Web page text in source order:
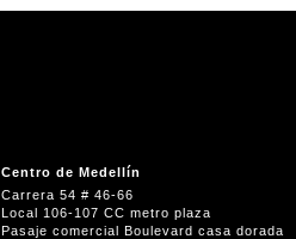
Centro de Medellín
Carrera 54 # 46-66
Local 106-107 CC metro plaza
Pasaje comercial Boulevard casa dorada